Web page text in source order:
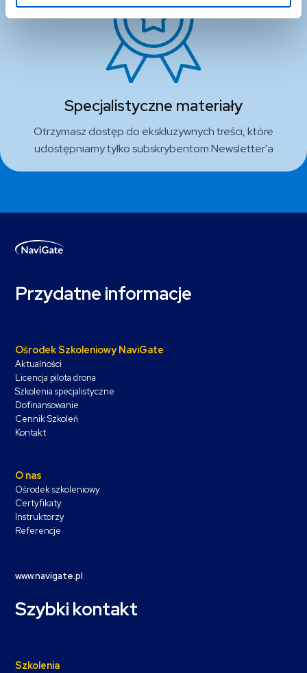
Specjalistyczne materiały
Otrzymasz dostęp do ekskluzywnych treści, które
udostępniamy tylko subskrybentom Newsletter'a
Przydatne informacje
Ośrodek Szkoleniowy NaviGate
Aktualności
Licencja pilota drona
Szkolenia specjalistyczne
Dofinansowanie
Cennik Szkoleń
Kontakt
O nas
Ośrodek szkoleniowy
Certyfikaty
Instruktorzy
Referencje
www.navigate.pl
Szybki kontakt
Szkolenia